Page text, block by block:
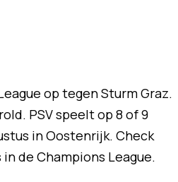
op tegen Sturm Graz.
PSV speelt op 8 of 9
in Oostenrijk. Check
de Champions League.